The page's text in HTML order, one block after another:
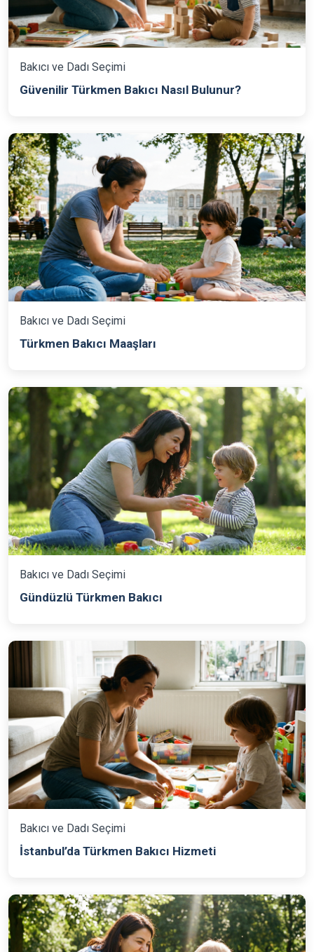
Bakıcı ve Dadı Seçimi
Güvenilir Türkmen Bakıcı Nasıl Bulunur?
Bakıcı ve Dadı Seçimi
Türkmen Bakıcı Maaşları
Bakıcı ve Dadı Seçimi
Gündüzlü Türkmen Bakıcı
Bakıcı ve Dadı Seçimi
İstanbul’da Türkmen Bakıcı Hizmeti